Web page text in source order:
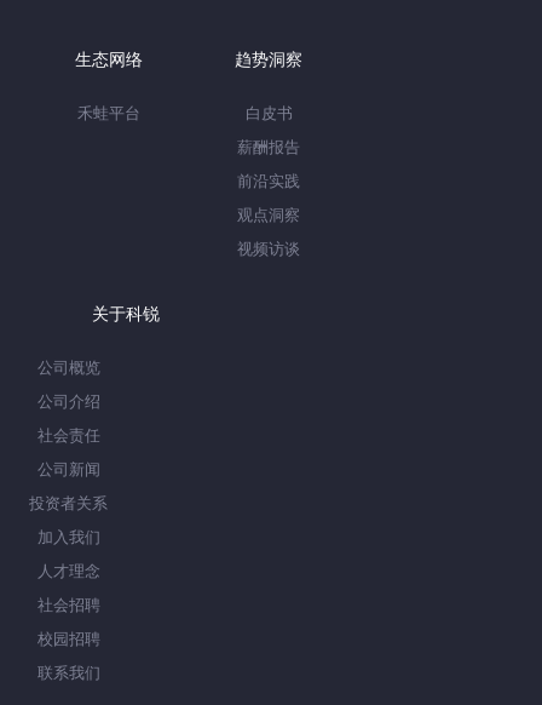
生态网络
禾蛙平台
趋势洞察
白皮书
薪酬报告
前沿实践
观点洞察
视频访谈
关于科锐
公司概览
公司介绍
社会责任
公司新闻
投资者关系
加入我们
人才理念
社会招聘
校园招聘
联系我们